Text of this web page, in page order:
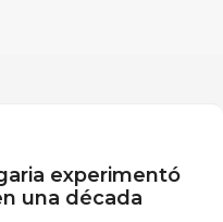
experimentó
una década